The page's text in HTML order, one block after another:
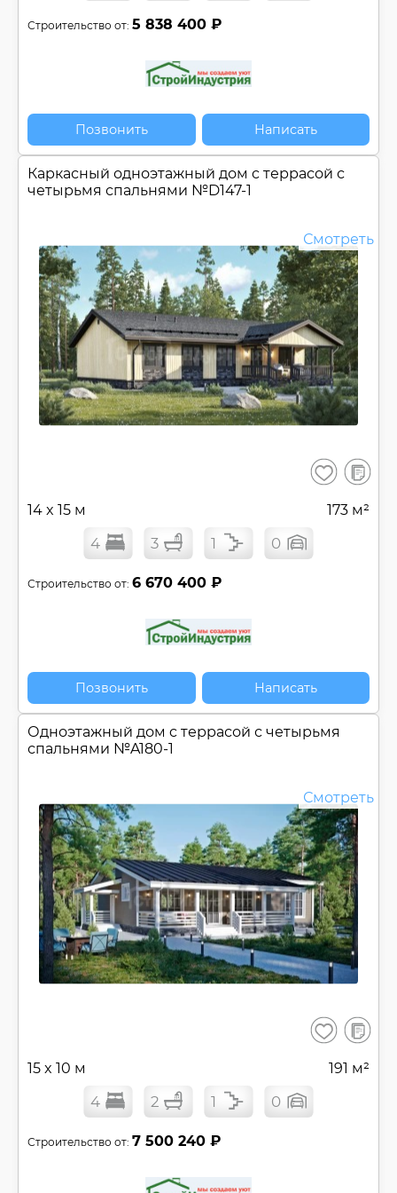
Строительство от: 5 838 400 ₽
Позвонить Написать
Каркасный одноэтажный дом c террасой с
четырьмя спальнями №D147-1
Смотреть
Сохранить
В
14 x 15 м 173 м²
4 3 1 0
Строительство от: 6 670 400 ₽
Позвонить Написать
Одноэтажный дом c террасой с четырьмя
спальнями №A180-1
Смотреть
Сохранить
В
15 x 10 м 191 м²
4 2 1 0
Строительство от: 7 500 240 ₽